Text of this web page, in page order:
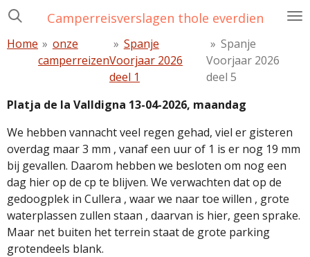
Ga
naar
Camperreisverslagen thole everdien
Home » onze
camperreizen
» Spanje
Voorjaar 2026
deel 1
» Spanje
Voorjaar 2026
deel 5
Platja de la Valldigna 13-04-2026, maandag
We hebben vannacht veel regen gehad, viel er gisteren
overdag maar 3 mm , vanaf een uur of 1 is er nog 19 mm
bij gevallen. Daarom hebben we besloten om nog een
dag hier op de cp te blijven. We verwachten dat op de
gedoogplek in Cullera , waar we naar toe willen , grote
waterplassen zullen staan , daarvan is hier, geen sprake.
Maar net buiten het terrein staat de grote parking
grotendeels blank.